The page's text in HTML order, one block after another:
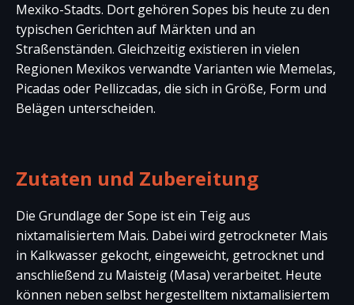
Mexiko-Stadts. Dort gehören Sopes bis heute zu den
typischen Gerichten auf Märkten und an
Straßenständen. Gleichzeitig existieren in vielen
Regionen Mexikos verwandte Varianten wie Memelas,
Picadas oder Pellizcadas, die sich in Größe, Form und
Belägen unterscheiden.
Zutaten und Zubereitung
Die Grundlage der Sope ist ein Teig aus
nixtamalisiertem Mais. Dabei wird getrockneter Mais
in Kalkwasser gekocht, eingeweicht, getrocknet und
anschließend zu Maisteig (Masa) verarbeitet. Heute
können neben selbst hergestelltem nixtamalisiertem